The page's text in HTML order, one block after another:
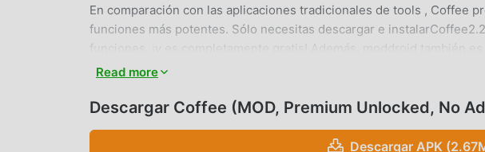
En comparación con las aplicaciones tradicionales de tools , Coffee
funciones más potentes. Sólo necesitas descargar e
funciones, ¡y es completamente gratis! Además, moddroid también
los fanáticos intercambien experiencias entre ellos, compartan la
Read more
Descargar Coffee (MOD, Premium Unlocked, No
Descargar APK